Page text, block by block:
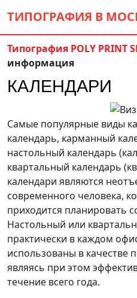
ТИПОГРАФИЯ В
Контакты:
info@ppsprint.ru
Типография POLY PRINT
информация
КАЛЕНДАРИ
Самые популярные виды
календарь, карманный
настольный календарь
квартальный календарь
календари являются
современного человека,
приходится планировать
Настольный или
практически в каждом
использованы в качестве
являясь при этом
течение всего года.